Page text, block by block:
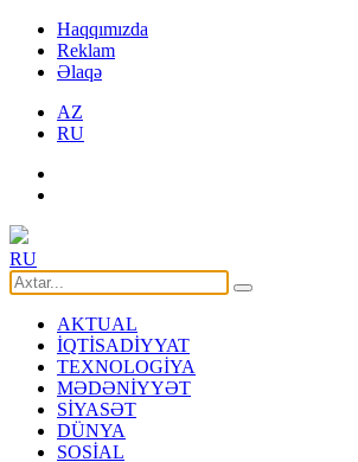
Haqqımızda
Reklam
Əlaqə
AZ
RU
RU
AKTUAL
İQTİSADİYYAT
TEXNOLOGİYA
MƏDƏNİYYƏT
SİYASƏT
DÜNYA
SOSİAL